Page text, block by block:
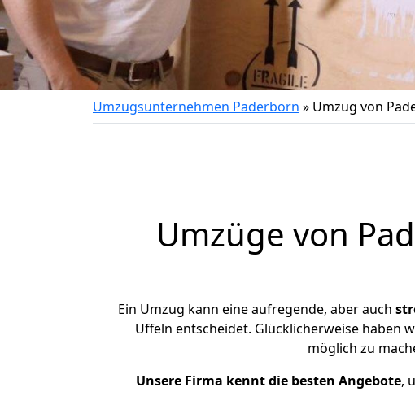
Umzugsunternehmen Paderborn » Umzug von
Umzüge von
Ein Umzug kann eine aufregende, aber auch
Uffeln entscheidet. Glücklicherweise haben
möglich zu
Unsere Firma kennt die besten Angebote,